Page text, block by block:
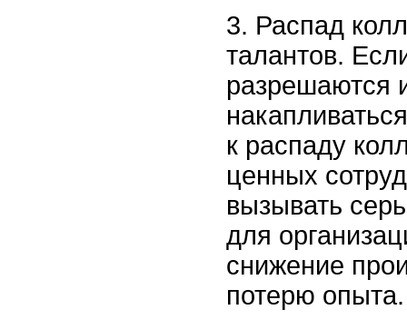
3. Распад
талантов.
разрешаются
к распаду
ценных
вызывать
для
снижение
потерю опыта.